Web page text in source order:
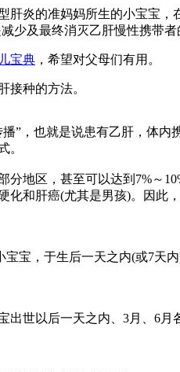
肝炎的准妈妈所生的小宝宝，
少及最终消灭乙肝慢性携带者
宝典 ，希望对父母们有用。
接种的方法。
”，也就是说患有乙肝，体
。
分地区，甚至可以达到7%～
化和肝癌(尤其是男孩)。因此
宝，于生后一天之内(或7天
世以后一天之内、3月、6月